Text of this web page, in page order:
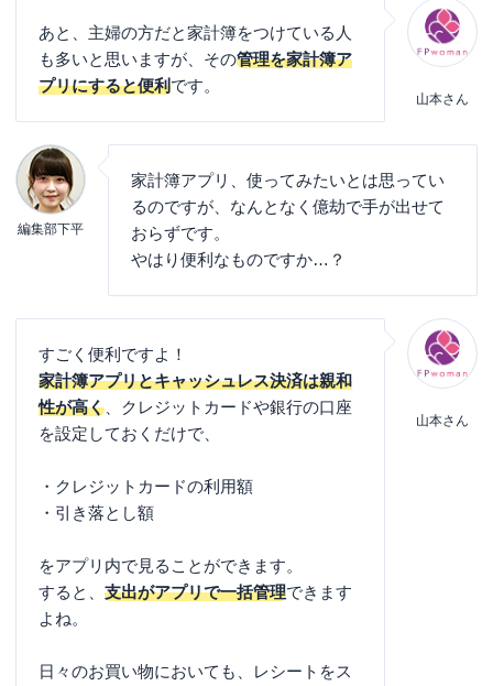
あと、主婦の方だと家計簿をつけている人
も多いと思いますが、その管理を家計簿ア
プリにすると便利です。
山本さん
編集部下平
家計簿アプリ、使ってみたいとは思ってい
るのですが、なんとなく億劫で手が出せて
おらずです。
やはり便利なものですか…？
すごく便利ですよ！
家計簿アプリとキャッシュレス決済は親和
性が高く 、クレジットカードや銀行の口座
を設定しておくだけで、
・クレジットカードの利用額
・引き落とし額
をアプリ内で見ることができます。
すると、 支出がアプリで一括管理できます
よね。
日々のお買い物においても、レシートをス
山本さん